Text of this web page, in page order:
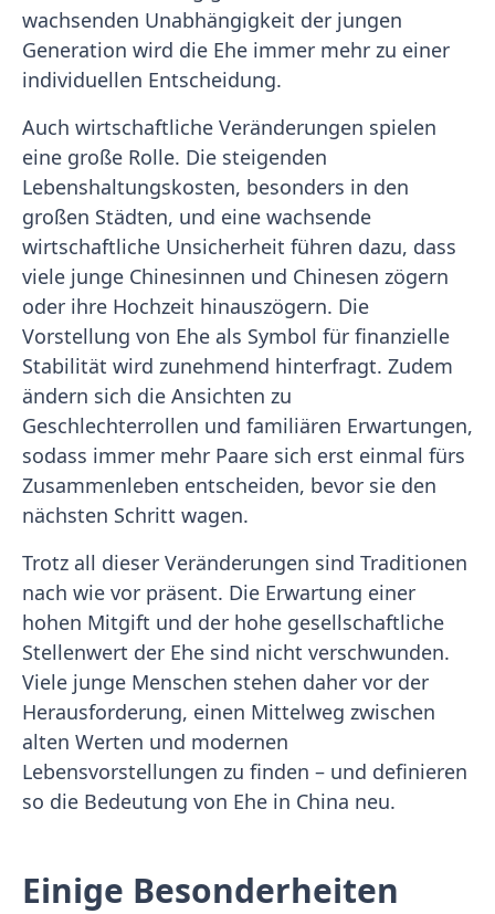
wachsenden Unabhängigkeit der jungen
Generation wird die Ehe immer mehr zu einer
individuellen Entscheidung.
Auch wirtschaftliche Veränderungen spielen
eine große Rolle. Die steigenden
Lebenshaltungskosten, besonders in den
großen Städten, und eine wachsende
wirtschaftliche Unsicherheit führen dazu, dass
viele junge Chinesinnen und Chinesen zögern
oder ihre Hochzeit hinauszögern. Die
Vorstellung von Ehe als Symbol für finanzielle
Stabilität wird zunehmend hinterfragt. Zudem
ändern sich die Ansichten zu
Geschlechterrollen und familiären Erwartungen,
sodass immer mehr Paare sich erst einmal fürs
Zusammenleben entscheiden, bevor sie den
nächsten Schritt wagen.
Trotz all dieser Veränderungen sind Traditionen
nach wie vor präsent. Die Erwartung einer
hohen Mitgift und der hohe gesellschaftliche
Stellenwert der Ehe sind nicht verschwunden.
Viele junge Menschen stehen daher vor der
Herausforderung, einen Mittelweg zwischen
alten Werten und modernen
Lebensvorstellungen zu finden – und definieren
so die Bedeutung von Ehe in China neu.
Einige Besonderheiten